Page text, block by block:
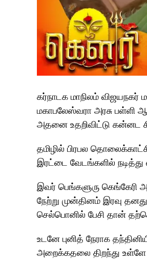
கர்நாடக மாநிலம் விஜயநகர்
மகாபலேஸ்வரா அரசு பள்ளி
அதனை உதறிவிட்டு கன்னட
தமிழில் பிரபல
இரட்டை வேடங்களில் நடித்து
இவர் பெங்களுரு கெங்கேரி
நேற்று முன்தினம் இரவு
செல்பொனில் பேசி தான்
உடனே புனித் நேராக
அறைக்கதலை திறந்து உள்ளே